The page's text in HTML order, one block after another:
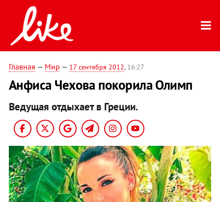
Главная — Мир — 17 сентября 2012, 16:27
Анфиса Чехова покорила Олимп
Ведущая отдыхает в Греции.